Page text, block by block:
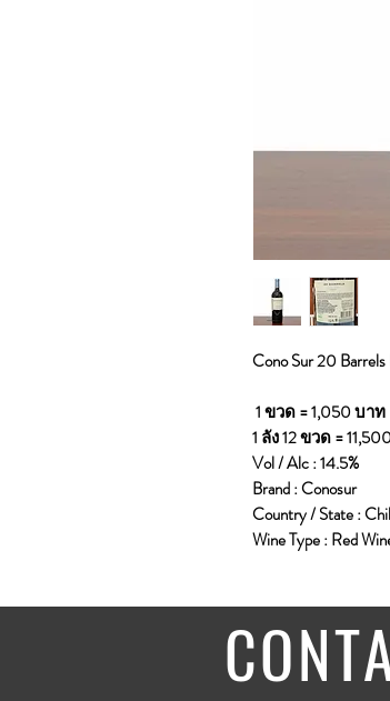
Cono Sur 20
1 ขวด = 1,050 บาท
1 ลัง 12 ขวด =
Vol / Alc : 14.5%
Brand : Conosur
Country / State :
Wine Type : Red